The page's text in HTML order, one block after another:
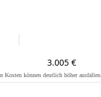
3.005 €
können deutlich höher ausfallen.